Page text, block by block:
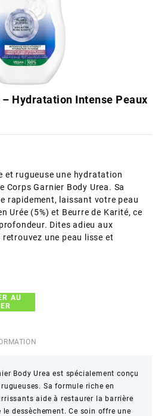
Hydratation Intense Peaux
et rugueuse une hydratation
Corps Garnier Body Urea. Sa
rapidement, laissant votre peau
Urée (5%) et Beurre de Karité, ce
Dites adieu aux
une peau lisse et
AU
Body Urea est spécialement conçu
Sa formule riche en
aide à restaurer la barrière
dessèchement. Ce soin offre une